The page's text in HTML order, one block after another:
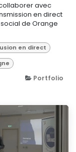
avec
en direct
de Orange
en direct
Portfolio